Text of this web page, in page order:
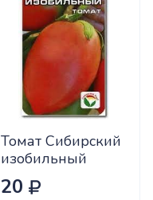
Томат Сибирский
изобильный
Сиб.сад Ц
20